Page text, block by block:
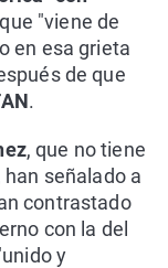
"viene de
en esa grieta
de que
.
, que no tiene
señalado a
contrastado
con la del
y